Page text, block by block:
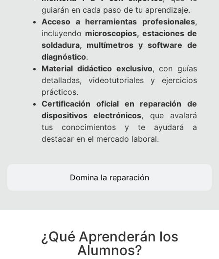
Domina la reparación
guiarán en cada paso de tu aprendizaje.
Acceso a herramientas profesionales,
incluyendo microscopios, estaciones de
soldadura, multímetros y software de
diagnóstico.
Material didáctico exclusivo, con guías
detalladas, videotutoriales y ejercicios
prácticos.
Certificación oficial en reparación de
dispositivos electrónicos, que avalará
tus conocimientos y te ayudará a
destacar en el mercado laboral.
¿Qué Aprenderán los
Alumnos?